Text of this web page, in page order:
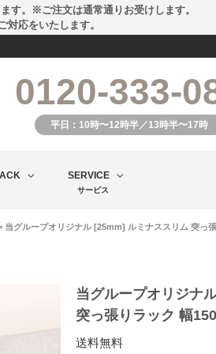
す。※ご注文は通常通りお受けします。
応をいたします。
0120-333-
平日：10時〜12時半／13時半〜17時
SERVICE
サービス
当グループオリジナル [25mm] ルミナススリム 突っ
当グループオリジナ
突っ張りラック 幅